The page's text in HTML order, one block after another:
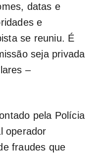
datas e
e
se reuniu. É
seja privada
–
pela Polícia
operador
fraudes que